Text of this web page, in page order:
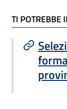
TI
TI POTREBBE